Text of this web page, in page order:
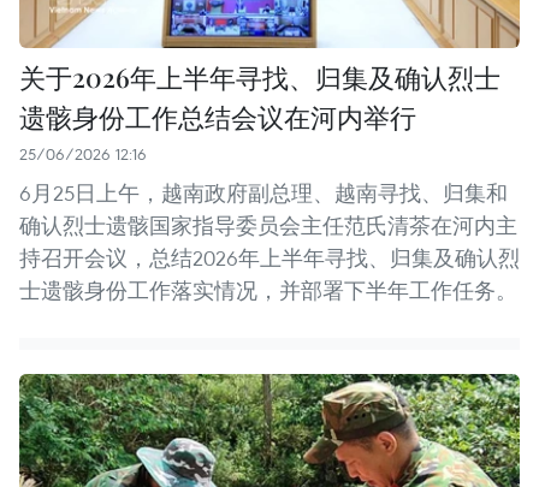
关于2026年上半年寻找、归集及确认烈士
遗骸身份工作总结会议在河内举行
25/06/2026 12:16
6月25日上午，越南政府副总理、越南寻找、归集和
确认烈士遗骸国家指导委员会主任范氏清茶在河内主
持召开会议，总结2026年上半年寻找、归集及确认烈
士遗骸身份工作落实情况，并部署下半年工作任务。